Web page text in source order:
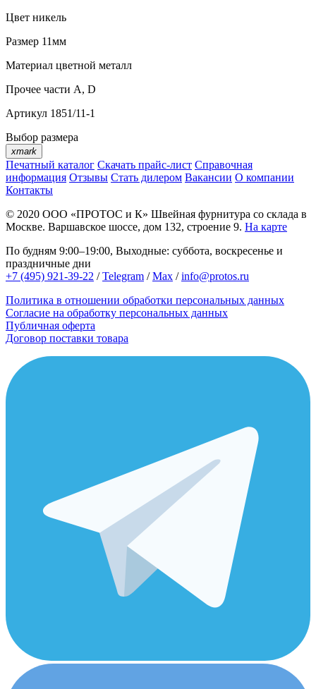
Цвет никель
Размер 11мм
Материал цветной металл
Прочее части А, D
Артикул 1851/11-1
Выбор размера
xmark
Печатный каталог Скачать прайс-лист Справочная
информация Отзывы Стать дилером Вакансии О компании
Контакты
© 2020 ООО «ПРОТОС и К» Швейная фурнитура со склада в
Москве. Варшавское шоссе, дом 132, строение 9. На карте
По будням 9:00–19:00, Выходные: суббота, воскресенье и
праздничные дни
+7 (495) 921-39-22 /Telegram /Max /info@protos.ru
Политика в отношении обработки персональных данных
Согласие на обработку персональных данных
Публичная оферта
Договор поставки товара